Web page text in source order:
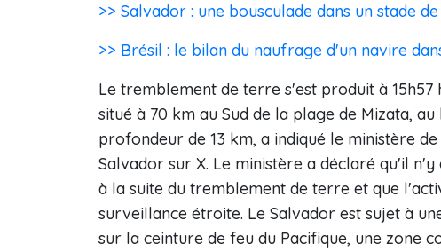
>> Salvador : une bousculade dans un stade
>> Brésil : le bilan du naufrage d'un navire
Le tremblement de terre s'est produit à 15h57
situé à 70 km au Sud de la plage de Mizata,
profondeur de 13 km, a indiqué le ministère
Salvador sur X. Le ministère a déclaré qu'il
à la suite du tremblement de terre et que
surveillance étroite. Le Salvador est sujet à
sur la ceinture de feu du Pacifique, une zone